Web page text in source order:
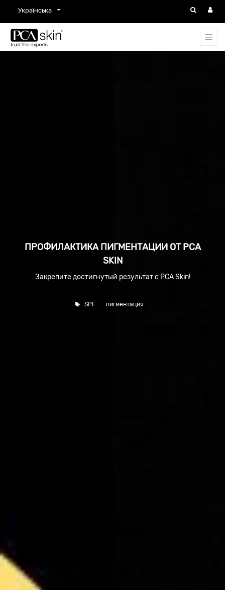
Українська
ПРОФИЛАКТИКА ПИГМЕНТАЦИИ ОТ PCA
SKIN
Закрепите достигнутый результат с PCA Skin!
SPF пигментация